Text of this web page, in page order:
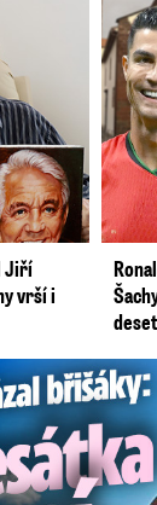
Jiří
vrší i
ukázal